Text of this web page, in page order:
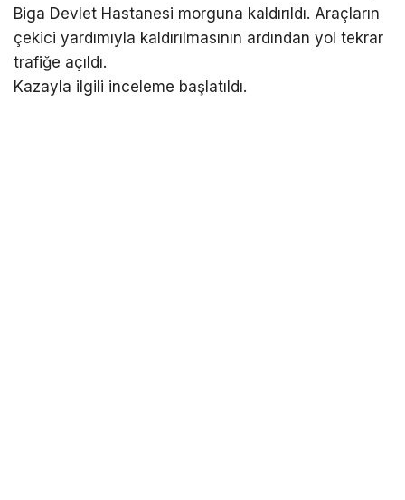
Biga Devlet Hastanesi morguna kaldırıldı. Araçların
çekici yardımıyla kaldırılmasının ardından yol tekrar
trafiğe açıldı.
Kazayla ilgili inceleme başlatıldı.